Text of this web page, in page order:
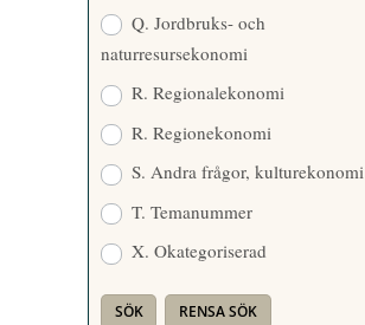
Q. Jordbruks- och
naturresursekonomi
R. Regionalekonomi
R. Regionekonomi
S. Andra frågor, kulturekonomi
T. Temanummer
X. Okategoriserad